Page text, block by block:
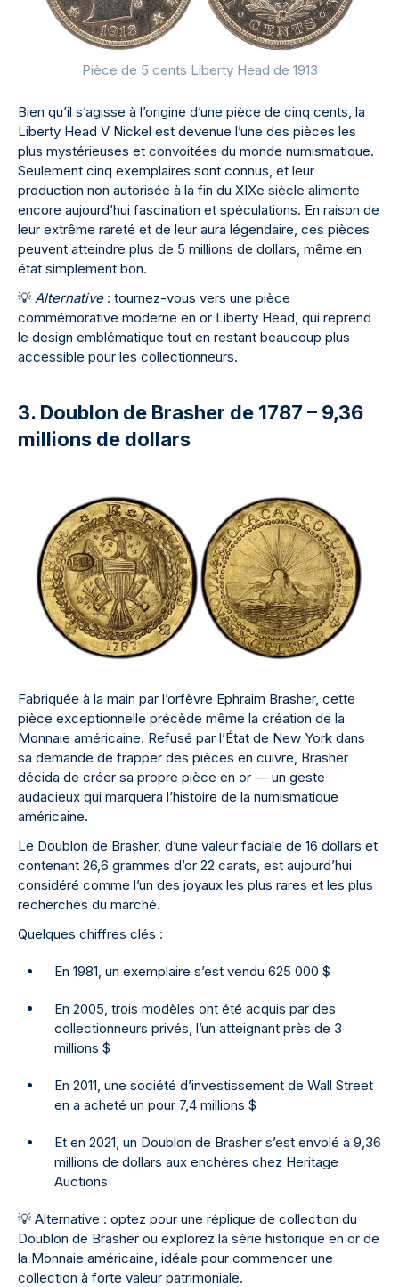
Pièce de 5 cents Liberty Head de 1913
Bien qu’il s’agisse à l’origine d’une pièce de cinq cents, la
Liberty Head V Nickel est devenue l’une des pièces les
plus mystérieuses et convoitées du monde numismatique.
Seulement cinq exemplaires sont connus, et leur
production non autorisée à la fin du XIXe siècle alimente
encore aujourd’hui fascination et spéculations. En raison de
leur extrême rareté et de leur aura légendaire, ces pièces
peuvent atteindre plus de 5 millions de dollars, même en
état simplement bon.
💡 Alternative: tournez-vous vers une pièce
commémorative moderne en or Liberty Head, qui reprend
le design emblématique tout en restant beaucoup plus
accessible pour les collectionneurs.
3. Doublon de Brasher de 1787 – 9,36
millions de dollars
Fabriquée à la main par l’orfèvre Ephraim Brasher, cette
pièce exceptionnelle précède même la création de la
Monnaie américaine. Refusé par l’État de New York dans
sa demande de frapper des pièces en cuivre, Brasher
décida de créer sa propre pièce en or — un geste
audacieux qui marquera l’histoire de la numismatique
américaine.
Le Doublon de Brasher, d’une valeur faciale de 16 dollars et
contenant 26,6 grammes d’or 22 carats, est aujourd’hui
considéré comme l’un des joyaux les plus rares et les plus
recherchés du marché.
Quelques chiffres clés :
En 1981, un exemplaire s’est vendu 625 000 $
En 2005, trois modèles ont été acquis par des
collectionneurs privés, l’un atteignant près de 3
millions $
En 2011, une société d’investissement de Wall Street
en a acheté un pour 7,4 millions $
Et en 2021, un Doublon de Brasher s’est envolé à 9,36
millions de dollars aux enchères chez Heritage
Auctions
💡 Alternative : optez pour une réplique de collection du
Doublon de Brasher ou explorez la série historique en or de
la Monnaie américaine, idéale pour commencer une
collection à forte valeur patrimoniale.